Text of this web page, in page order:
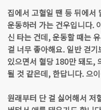
집에서 고혈일 땐 등 뒤에서
운동하러 가는 건우입니다.
신 타는 건데, 운동할 때는
걸 너무 좋아해요. 일반 걷
있으면서 혈당 180만 돼도,
될 것 같은데, 한답니다. 으
원래부터 단 걸 싫어해서 저